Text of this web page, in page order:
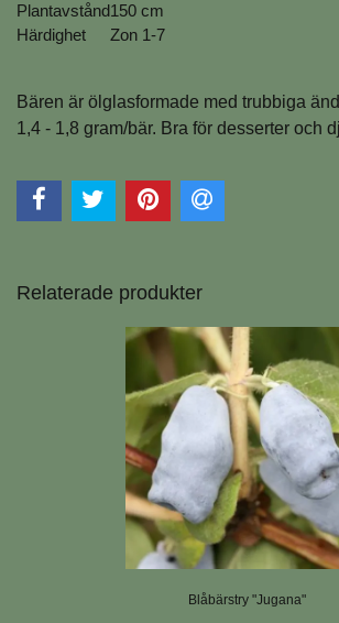
Plantavstånd150 cm
Härdighet
Zon 1-7
Bären är ölglasformade med trubbiga
1,4 - 1,8 gram/bär. Bra för desserter och
Relaterade produkter
Blåbärstry "Jugana"